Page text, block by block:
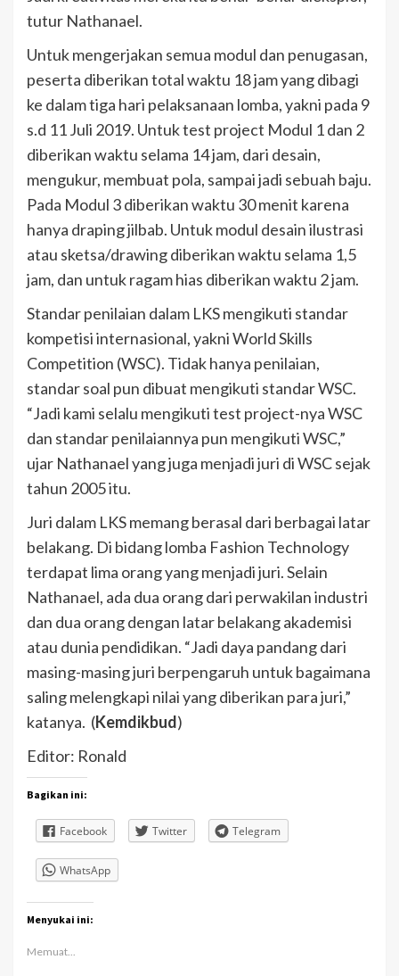
tutur Nathanael.
Untuk mengerjakan semua modul dan penugasan,
peserta diberikan total waktu 18 jam yang dibagi
ke dalam tiga hari pelaksanaan lomba, yakni pada 9
s.d 11 Juli 2019. Untuk test project Modul 1 dan 2
diberikan waktu selama 14 jam, dari desain,
mengukur, membuat pola, sampai jadi sebuah baju.
Pada Modul 3 diberikan waktu 30 menit karena
hanya draping jilbab. Untuk modul desain ilustrasi
atau sketsa/drawing diberikan waktu selama 1,5
jam, dan untuk ragam hias diberikan waktu 2 jam.
Standar penilaian dalam LKS mengikuti standar
kompetisi internasional, yakni World Skills
Competition (WSC). Tidak hanya penilaian,
standar soal pun dibuat mengikuti standar WSC.
“Jadi kami selalu mengikuti test project-nya WSC
dan standar penilaiannya pun mengikuti WSC,”
ujar Nathanael yang juga menjadi juri di WSC sejak
tahun 2005 itu.
Juri dalam LKS memang berasal dari berbagai latar
belakang. Di bidang lomba Fashion Technology
terdapat lima orang yang menjadi juri. Selain
Nathanael, ada dua orang dari perwakilan industri
dan dua orang dengan latar belakang akademisi
atau dunia pendidikan. “Jadi daya pandang dari
masing-masing juri berpengaruh untuk bagaimana
saling melengkapi nilai yang diberikan para juri,”
katanya. (Kemdikbud)
Editor: Ronald
Bagikan ini:
Facebook Twitter Telegram
WhatsApp
Menyukai ini:
Memuat...